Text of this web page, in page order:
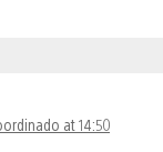
at 14:50